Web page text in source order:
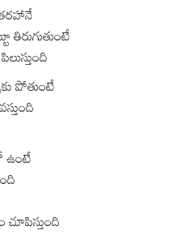
తిరుగుతుంటే
పోతుంటే
ఉంటే